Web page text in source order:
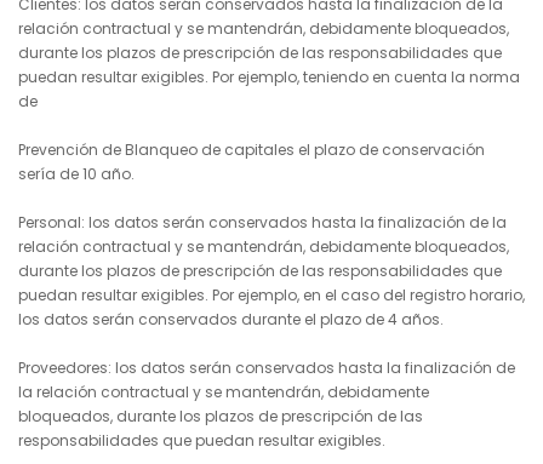
Clientes: los datos serán conservados hasta la finalización de la
relación contractual y se mantendrán, debidamente bloqueados,
durante los plazos de prescripción de las responsabilidades que
puedan resultar exigibles. Por ejemplo, teniendo en cuenta la norma
de
Prevención de Blanqueo de capitales el plazo de conservación
sería de 10 año.
Personal: los datos serán conservados hasta la finalización de la
relación contractual y se mantendrán, debidamente bloqueados,
durante los plazos de prescripción de las responsabilidades que
puedan resultar exigibles. Por ejemplo, en el caso del registro horario,
los datos serán conservados durante el plazo de 4 años.
Proveedores: los datos serán conservados hasta la finalización de
la relación contractual y se mantendrán, debidamente
bloqueados, durante los plazos de prescripción de las
responsabilidades que puedan resultar exigibles.